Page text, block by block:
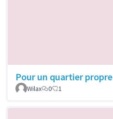
Pour un quartier propre
Wilax 0 1